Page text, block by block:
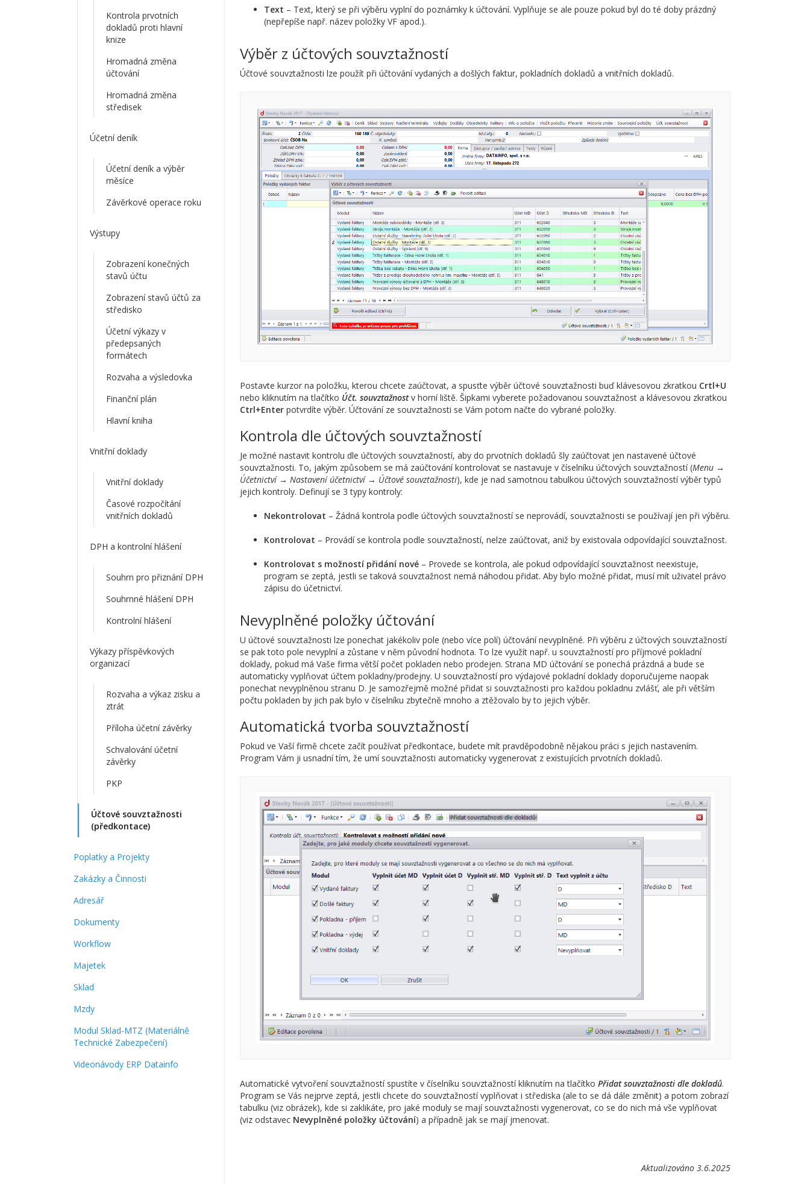
Kontrola prvotních
dokladů proti hlavní
knize
Hromadná změna
účtování
Hromadná změna
středisek
Účetní deník
Účetní deník a výběr
měsíce
Závěrkové operace roku
Výstupy
Zobrazení konečných
stavů účtu
Zobrazení stavů účtů za
středisko
Účetní výkazy v
předepsaných
formátech
Rozvaha a výsledovka
Finanční plán
Hlavní kniha
Vnitřní doklady
Vnitřní doklady
Časové rozpočítání
vnitřních dokladů
DPH a kontrolní hlášení
Souhrn pro přiznání DPH
Souhrnné hlášení DPH
Kontrolní hlášení
Výkazy příspěvkových
organizací
Rozvaha a výkaz zisku a
ztrát
Příloha účetní závěrky
Schvalování účetní
závěrky
PKP
Účtové souvztažnosti
(předkontace)
Poplatky a Projekty
Zakázky a Činnosti
Adresář
Dokumenty
Workflow
Majetek
Sklad
Mzdy
Modul Sklad-MTZ (Materiálně
Technické Zabezpečení)
Videonávody ERP Datainfo
Text – Text, který se při výběru vyplní do poznámky k účtování. Vyplňuje se ale pouze pokud byl do té doby prázdný
(nepřepíše např. název položky VF apod.).
Výběr z účtových souvztažností
Účtové souvztažnosti lze použít při účtování vydaných a došlých faktur, pokladních dokladů a vnitřních dokladů.
Postavte kurzor na položku, kterou chcete zaúčtovat, a spusťte výběr účtové souvztažnosti buď klávesovou zkratkou Crtl+U
nebo kliknutím na tlačítko Účt. souvztažnostv horní liště. Šipkami vyberete požadovanou souvztažnost a klávesovou zkratkou
Ctrl+Enter potvrdíte výběr. Účtování ze souvztažnosti se Vám potom načte do vybrané položky.
Kontrola dle účtových souvztažností
Je možné nastavit kontrolu dle účtových souvztažností, aby do prvotních dokladů šly zaúčtovat jen nastavené účtové
souvztažnosti. To, jakým způsobem se má zaúčtování kontrolovat se nastavuje v číselníku účtových souvztažností (Menu →
Účetnictví → Nastavení účetnictví → Účtové souvztažnosti), kde je nad samotnou tabulkou účtových souvztažností výběr typů
jejich kontroly. Definují se 3 typy kontroly:
Nekontrolovat – Žádná kontrola podle účtových souvztažností se neprovádí, souvztažnosti se používají jen při výběru.
Kontrolovat – Provádí se kontrola podle souvztažností, nelze zaúčtovat, aniž by existovala odpovídající souvztažnost.
Kontrolovat s možností přidání nové – Provede se kontrola, ale pokud odpovídající souvztažnost neexistuje,
program se zeptá, jestli se taková souvztažnost nemá náhodou přidat. Aby bylo možné přidat, musí mít uživatel právo
zápisu do účetnictví.
Nevyplněné položky účtování
U účtové souvztažnosti lze ponechat jakékoliv pole (nebo více polí) účtování nevyplněné. Při výběru z účtových souvztažností
se pak toto pole nevyplní a zůstane v něm původní hodnota. To lze využít např. u souvztažností pro příjmové pokladní
doklady, pokud má Vaše firma větší počet pokladen nebo prodejen. Strana MD účtování se ponechá prázdná a bude se
automaticky vyplňovat účtem pokladny/prodejny. U souvztažností pro výdajové pokladní doklady doporučujeme naopak
ponechat nevyplněnou stranu D. Je samozřejmě možné přidat si souvztažnosti pro každou pokladnu zvlášť, ale při větším
počtu pokladen by jich pak bylo v číselníku zbytečně mnoho a ztěžovalo by to jejich výběr.
Automatická tvorba souvztažností
Pokud ve Vaší firmě chcete začít používat předkontace, budete mít pravděpodobně nějakou práci s jejich nastavením.
Program Vám ji usnadní tím, že umí souvztažnosti automaticky vygenerovat z existujících prvotních dokladů.
Automatické vytvoření souvztažností spustíte v číselníku souvztažností kliknutím na tlačítko Přidat souvztažnosti dle dokladů.
Program se Vás nejprve zeptá, jestli chcete do souvztažností vyplňovat i střediska (ale to se dá dále změnit) a potom zobrazí
tabulku (viz obrázek), kde si zaklikáte, pro jaké moduly se mají souvztažnosti vygenerovat, co se do nich má vše vyplňovat
(viz odstavec Nevyplněné položky účtování) a případně jak se mají jmenovat.
Aktualizováno 3.6.2025